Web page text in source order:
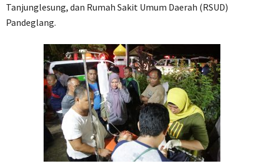
Tanjunglesung, dan Rumah Sakit Umum Daerah (RSUD)
Pandeglang.